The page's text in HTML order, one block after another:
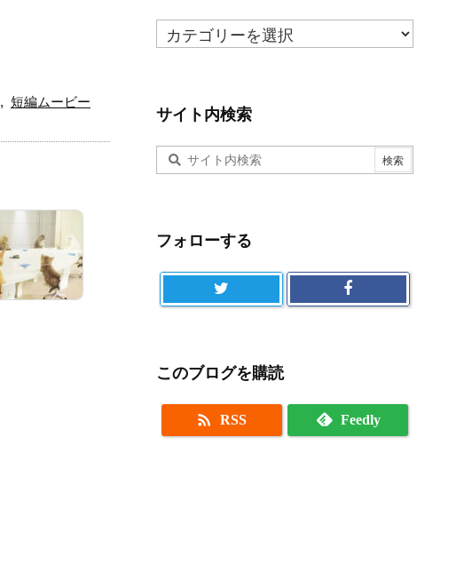
, 短編ムービー
め
カ
テ
ー
サイト内検索
フォローする
このブログを購読
 RSS Feedly